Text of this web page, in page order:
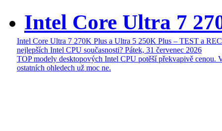
Intel Core Ultra 7
Intel Core Ultra 7 270K Plus a Ultra 5 250K Plus – TEST a
nejlepších Intel CPU současnosti? Pátek, 31 červenec 2026
TOP modely desktopových Intel CPU potěší překvapivě cenou.
ostatních ohledech už moc ne.